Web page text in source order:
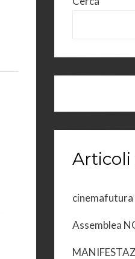
Articoli
cinemafutura
Assemblea